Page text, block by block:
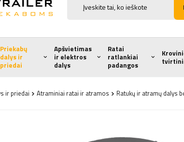
Priekabų
dalys ir
priedai
Apšvietimas
ir elektros
dalys
Ratai
ratlankiai
padangos
ir priedai Atraminiai ratai ir atramos Ratukų ir atramų dalys